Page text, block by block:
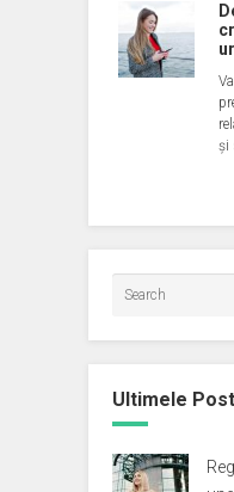
și
Ultimele